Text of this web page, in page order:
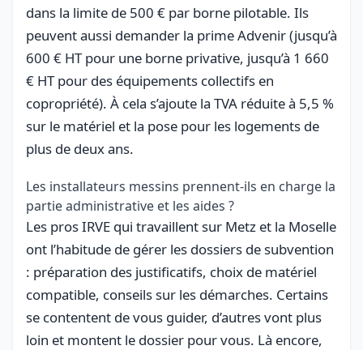
dans la limite de 500 € par borne pilotable. Ils
peuvent aussi demander la prime Advenir (jusqu’à
600 € HT pour une borne privative, jusqu’à 1 660
€ HT pour des équipements collectifs en
copropriété). À cela s’ajoute la TVA réduite à 5,5 %
sur le matériel et la pose pour les logements de
plus de deux ans.
Les installateurs messins prennent-ils en charge la
partie administrative et les aides ?
Les pros IRVE qui travaillent sur Metz et la Moselle
ont l’habitude de gérer les dossiers de subvention
: préparation des justificatifs, choix de matériel
compatible, conseils sur les démarches. Certains
se contentent de vous guider, d’autres vont plus
loin et montent le dossier pour vous. Là encore,